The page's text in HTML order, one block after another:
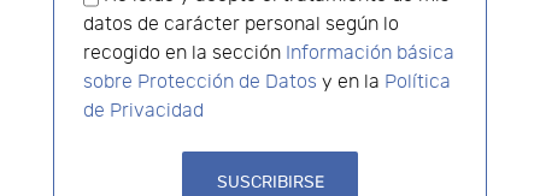
datos de carácter personal según lo
recogido en la sección Información básica
sobre Protección de Datos y en la Política
de Privacidad